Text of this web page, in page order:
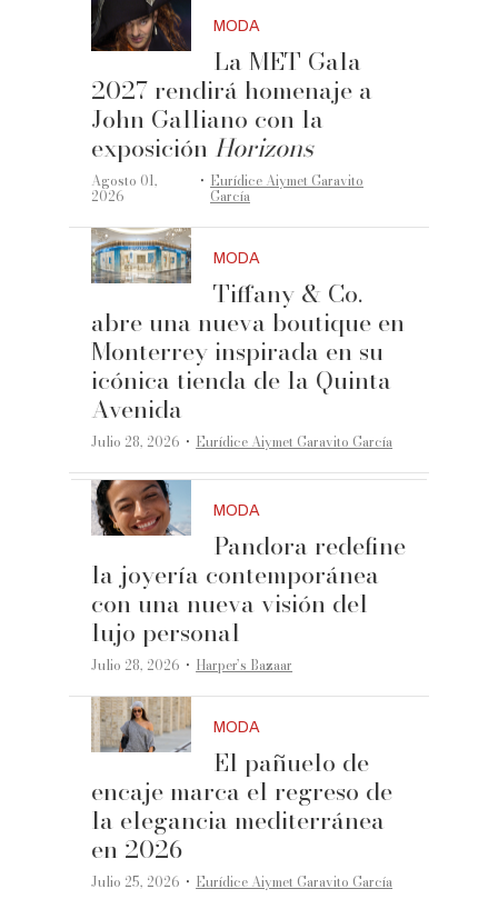
MODA
La MET Gala
2027 rendirá homenaje a
John Galliano con la
exposición Horizons
Agosto 01,
2026 ·Eurídice Aiymet Garavito
García
MODA
Tiffany & Co.
abre una nueva boutique en
Monterrey inspirada en su
icónica tienda de la Quinta
Avenida
Julio 28, 2026 ·Eurídice Aiymet Garavito García
MODA
Pandora redefine
la joyería contemporánea
con una nueva visión del
lujo personal
Julio 28, 2026 ·Harper’s Bazaar
MODA
El pañuelo de
encaje marca el regreso de
la elegancia mediterránea
en 2026
Julio 25, 2026 ·Eurídice Aiymet Garavito García